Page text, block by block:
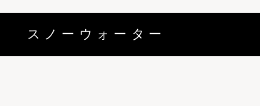
スノーウォーター